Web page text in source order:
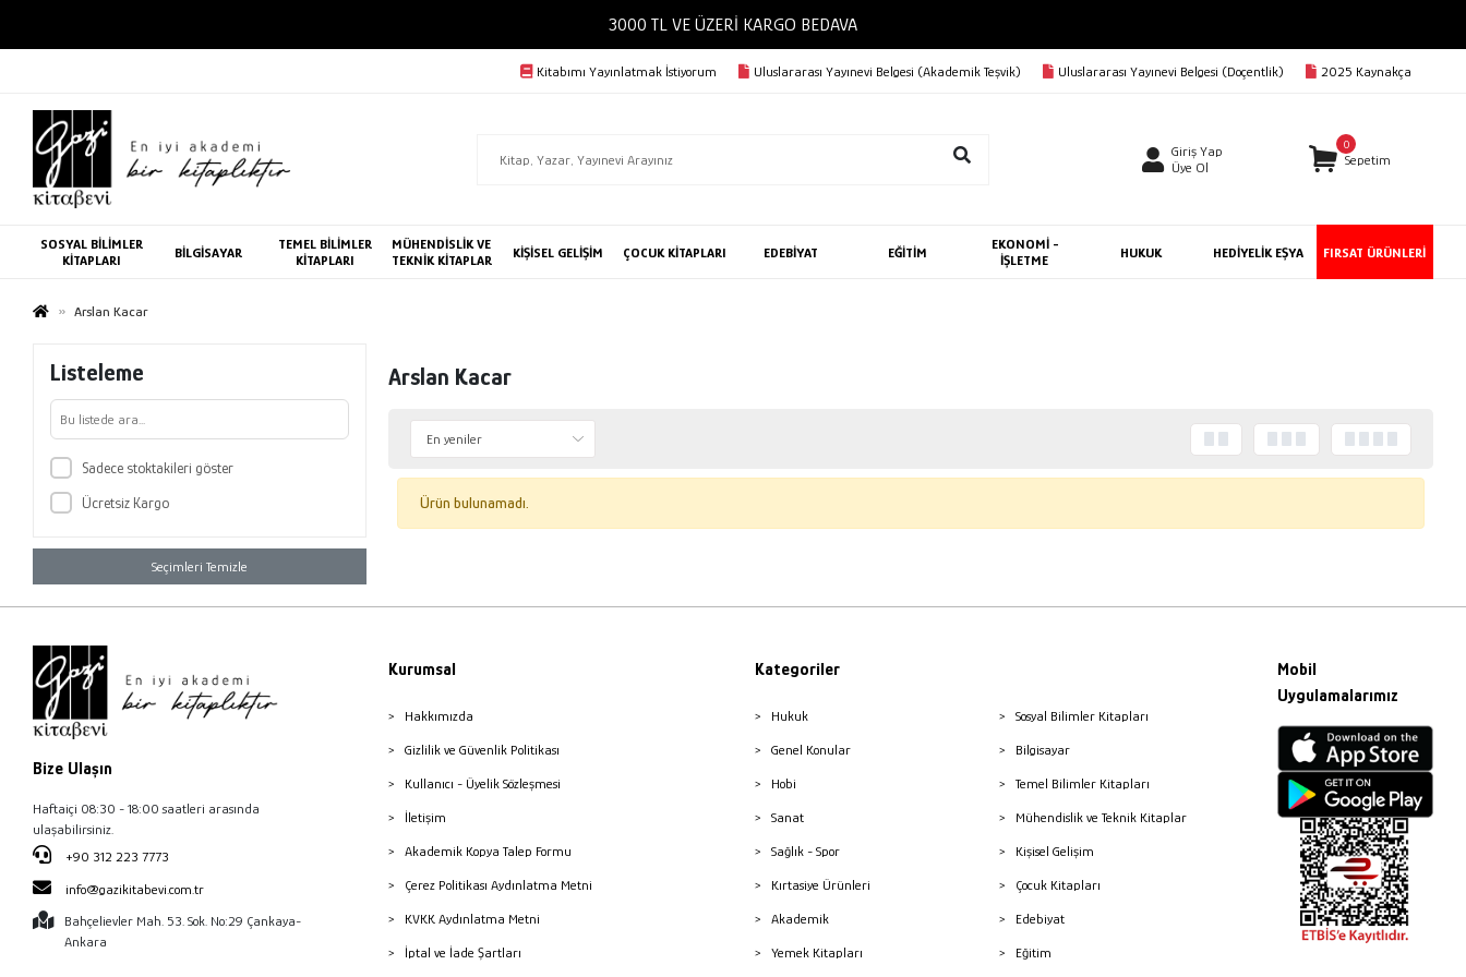
3000 TL VE ÜZERİ KARGO BEDAVA
Kitabımı Yayınlatmak İstiyorum Uluslararası Yayınevi Belgesi (Akademik Teşvik) Uluslararası Yayınevi Belgesi (Doçentlik) 2025 Kaynakça
Giriş Yap
Üye Ol
0
Sepetim
SOSYAL BİLİMLER
KİTAPLARI
BİLGİSAYAR
TEMEL BİLİMLER
KİTAPLARI
MÜHENDİSLİK VE
TEKNİK KİTAPLAR
KİŞİSEL GELİŞİM ÇOCUK KİTAPLARI EDEBİYAT EĞİTİM
EKONOMİ -
İŞLETME
HUKUK HEDİYELİK EŞYA FIRSAT ÜRÜNLERİ
Arslan Kacar
Listeleme
Sadece stoktakileri göster
Ücretsiz Kargo
Seçimleri Temizle
Arslan Kacar
Ürün bulunamadı.
Bize Ulaşın
Haftaiçi 08:30 - 18:00 saatleri arasında
ulaşabilirsiniz.
+90 312 223 7773
info@gazikitabevi.com.tr
Bahçelievler Mah. 53. Sok. No:29 Çankaya-
Ankara
Kurumsal
Hakkımızda
Gizlilik ve Güvenlik Politikası
Kullanıcı - Üyelik Sözleşmesi
İletişim
Akademik Kopya Talep Formu
Çerez Politikası Aydınlatma Metni
KVKK Aydınlatma Metni
İptal ve İade Şartları
Kategoriler
Hukuk
Genel Konular
Hobi
Sanat
Sağlık - Spor
Kırtasiye Ürünleri
Akademik
Yemek Kitapları
Sosyal Bilimler Kitapları
Bilgisayar
Temel Bilimler Kitapları
Mühendislik ve Teknik Kitaplar
Kişisel Gelişim
Çocuk Kitapları
Edebiyat
Eğitim
Mobil
Uygulamalarımız